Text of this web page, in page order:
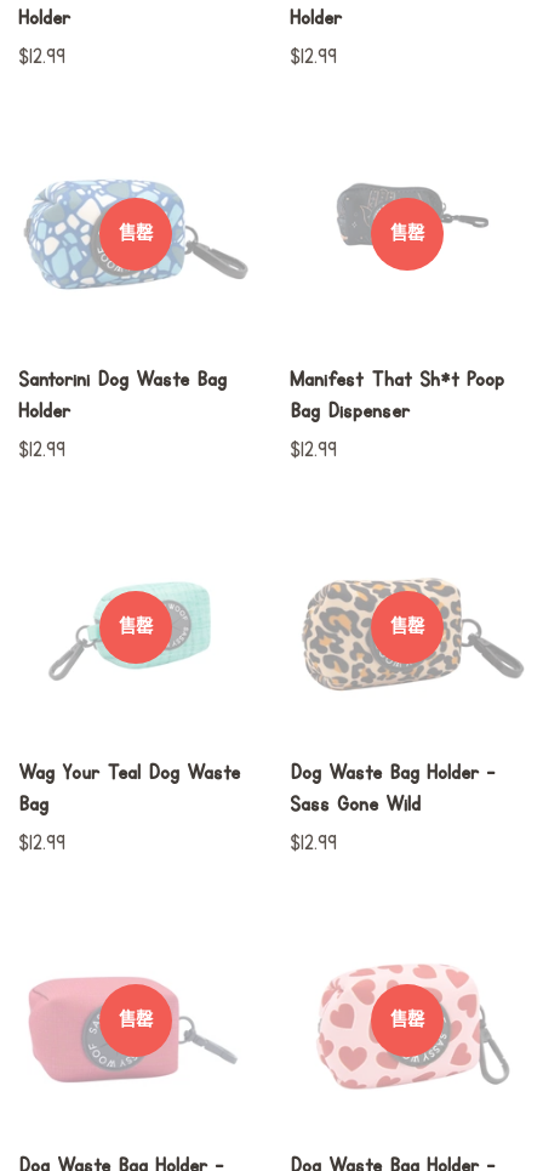
Holder
常
$12.99
Holder
常
$12.99
售罄
Santorini Dog Waste Bag
Holder
常
$12.99
售罄
Manifest That Sh*t Poop
Bag Dispenser
常
$12.99
售罄
Wag Your Teal Dog Waste
Bag
常
$12.99
售罄
Dog Waste Bag Holder -
Sass Gone Wild
常
$12.99
售罄
Dog Waste Bag Holder -
售罄
Dog Waste Bag Holder -